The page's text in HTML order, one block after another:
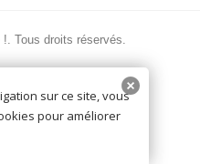
Tous droits réservés.
sur ce site, vous
pour améliorer